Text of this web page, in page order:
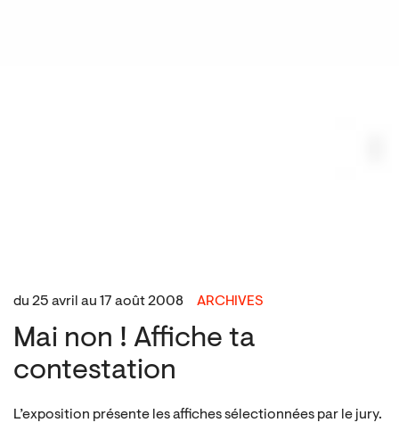
du 25 avril au 17 août 2008 ARCHIVES
Mai non ! Affiche ta
contestation
L’exposition présente les affiches sélectionnées par le jury.